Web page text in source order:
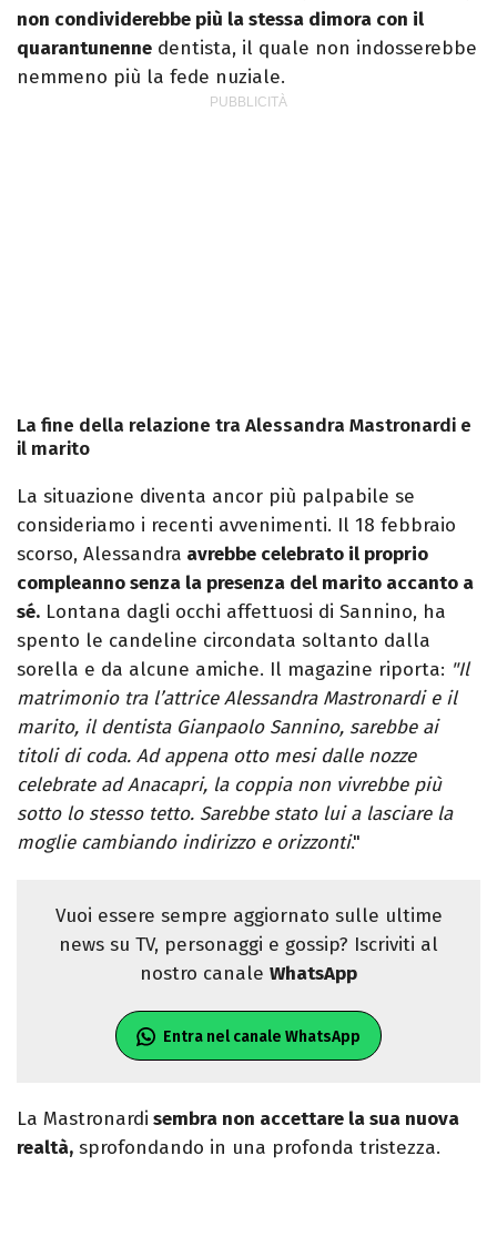
non condividerebbe più la stessa dimora con il
quarantunenne dentista, il quale non indosserebbe
nemmeno più la fede nuziale.
La fine della relazione tra Alessandra Mastronardi e
il marito
La situazione diventa ancor più palpabile se
consideriamo i recenti avvenimenti. Il 18 febbraio
scorso, Alessandra avrebbe celebrato il proprio
compleanno senza la presenza del marito accanto a
sé. Lontana dagli occhi affettuosi di Sannino, ha
spento le candeline circondata soltanto dalla
sorella e da alcune amiche. Il magazine riporta: "Il
matrimonio tra l’attrice Alessandra Mastronardi e il
marito, il dentista Gianpaolo Sannino, sarebbe ai
titoli di coda. Ad appena otto mesi dalle nozze
celebrate ad Anacapri, la coppia non vivrebbe più
sotto lo stesso tetto. Sarebbe stato lui a lasciare la
moglie cambiando indirizzo e orizzonti."
Vuoi essere sempre aggiornato sulle ultime
news su TV, personaggi e gossip? Iscriviti al
nostro canale WhatsApp
Entra nel canale WhatsApp
La Mastronardi sembra non accettare la sua nuova
realtà, sprofondando in una profonda tristezza.